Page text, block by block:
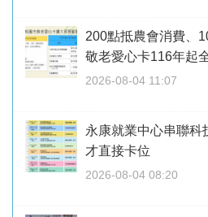
200點抵農會消費、
敬老愛心卡116年起
2026-08-04 11:07
永康就業中心串聯
才直接卡位
2026-08-04 08:20